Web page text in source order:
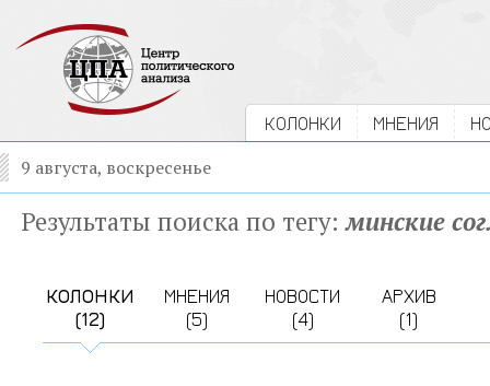
КОЛОНКИ МНЕНИЯ
9 августа, воскресенье
Результаты поиска по тегу:минские
КОЛОНКИ
(12)
МНЕНИЯ
(5)
НОВОСТИ
(4)
АРХИВ
(1)